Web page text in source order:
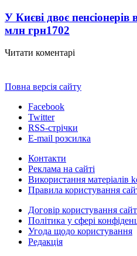
У Києві двоє
млн грн1702
Читати коментарі
Повна версія сайту
Facebook
Twitter
RSS-стрічки
E-mail розсилка
Контакти
Реклама на сайті
Використання матеріалів
Правила користування
Договір користування
Політика у сфері
Угода щодо користування
Редакція